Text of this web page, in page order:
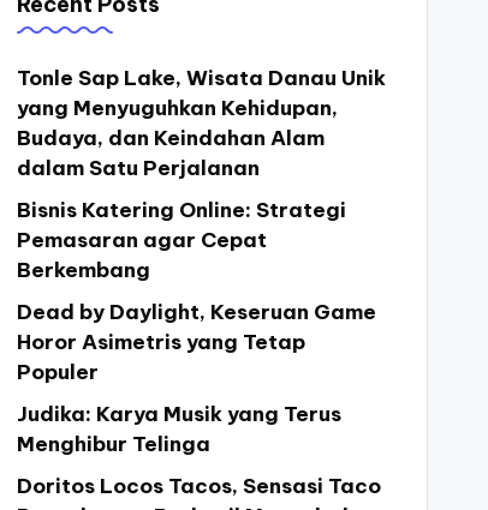
Tonle Sap Lake, Wisata Danau Unik
yang Menyuguhkan Kehidupan,
Budaya, dan Keindahan Alam
dalam Satu Perjalanan
Bisnis Katering Online: Strategi
Pemasaran agar Cepat
Berkembang
Dead by Daylight, Keseruan Game
Horor Asimetris yang Tetap
Populer
Judika: Karya Musik yang Terus
Menghibur Telinga
Doritos Locos Tacos, Sensasi Taco